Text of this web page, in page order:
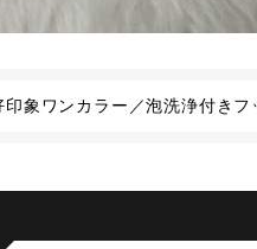
印象ワンカラー／泡洗浄付きフ